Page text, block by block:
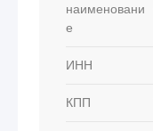
наименовани
е
ИНН
КПП